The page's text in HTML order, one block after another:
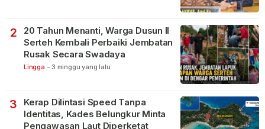
2
20 Tahun Menanti, Warga Dusun II
Serteh Kembali Perbaiki Jembatan
Rusak Secara Swadaya
Lingga - 3 minggu yang lalu
3
Kerap Dilintasi Speed Tanpa
Identitas, Kades Belungkur Minta
Pengawasan Laut Diperketat